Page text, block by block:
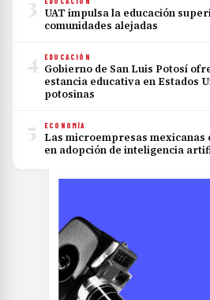
3
UAT impulsa la educación
comunidades alejadas
4 EDUCACIÓN
Gobierno de San Luis Potosí
estancia educativa en Estados
potosinas
5 ECONOMÍA
Las microempresas
en adopción de inteligencia